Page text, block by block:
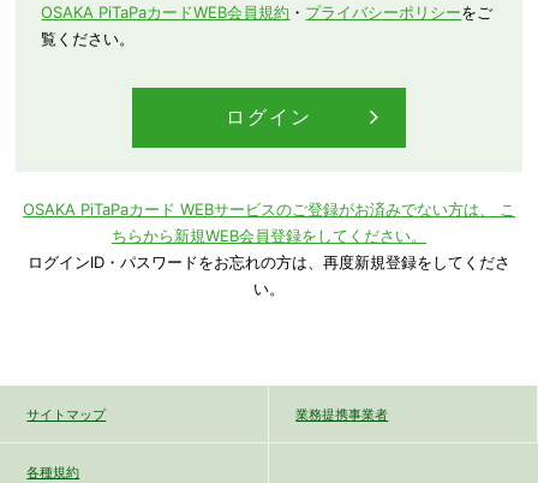
OSAKA PiTaPaカードWEB会員規約 ・ プライバシーポリシーをご
覧ください。
OSAKA PiTaPaカード WEBサービスのご登録がお済みでない方は、
こ
ちらから新規WEB会員登録をしてください。
ログインID・パスワードをお忘れの方は、再度新規登録をしてくださ
い。
サイトマップ 業務提携事業者
各種規約